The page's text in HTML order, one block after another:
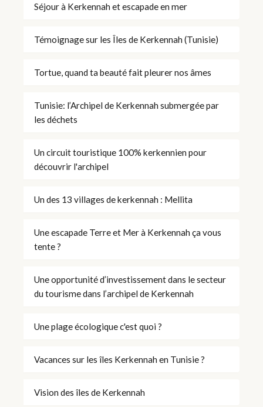
Séjour à Kerkennah et escapade en mer
Témoignage sur les Îles de Kerkennah (Tunisie)
Tortue, quand ta beauté fait pleurer nos âmes
Tunisie: l’Archipel de Kerkennah submergée par
les déchets
Un circuit touristique 100% kerkennien pour
découvrir l'archipel
Un des 13 villages de kerkennah : Mellita
Une escapade Terre et Mer à Kerkennah ça vous
tente ?
Une opportunité d’investissement dans le secteur
du tourisme dans l’archipel de Kerkennah
Une plage écologique c'est quoi ?
Vacances sur les îles Kerkennah en Tunisie ?
Vision des îles de Kerkennah